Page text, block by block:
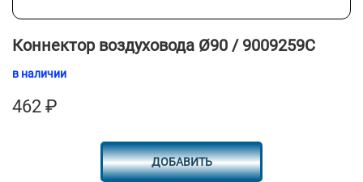
Коннектор воздуховода Ø90 / 9009259C
в наличии
462 ₽
ДОБАВИТЬ